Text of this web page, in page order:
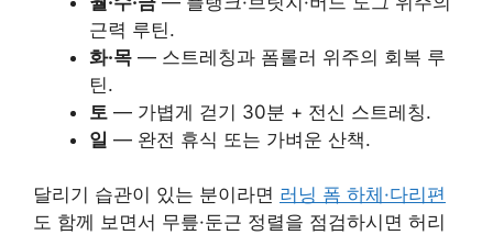
근력 루틴.
화·목 — 스트레칭과 폼롤러 위주의 회복 루
틴.
토 — 가볍게 걷기 30분 + 전신 스트레칭.
일 — 완전 휴식 또는 가벼운 산책.
달리기 습관이 있는 분이라면 러닝 폼 하체·다리편
도 함께 보면서 무릎·둔근 정렬을 점검하시면 허리